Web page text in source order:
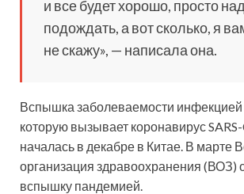
и все будет хорошо, просто
подождать, а вот сколько, я
не скажу», — написала она.
Вспышка заболеваемости
которую вызывает коронавирус
началась в декабре в Китае. В марте
организация здравоохранения (ВОЗ)
вспышку пандемией.